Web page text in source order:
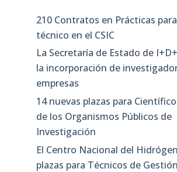
210 Contratos en Prácticas
técnico en el CSIC
La Secretaría de Estado de
la incorporación de
empresas
14 nuevas plazas para
de los Organismos Públicos de
Investigación
El Centro Nacional del
plazas para Técnicos de